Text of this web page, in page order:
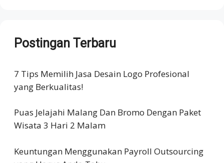
Postingan Terbaru
7 Tips Memilih Jasa Desain Logo Profesional
yang Berkualitas!
Puas Jelajahi Malang Dan Bromo Dengan Paket
Wisata 3 Hari 2 Malam
Keuntungan Menggunakan Payroll Outsourcing